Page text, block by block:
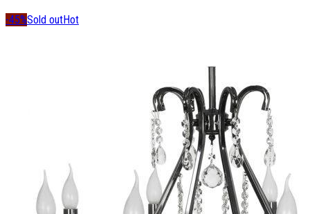
-45%Sold outHot